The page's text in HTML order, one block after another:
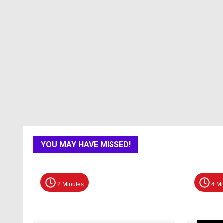
YOU MAY HAVE MISSED!
2 Minutes 4